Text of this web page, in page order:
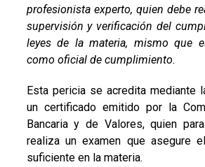
profesionista experto, quien debe
supervisión y verificación del
leyes de la materia, mismo que
como oficial de cumplimiento.
Esta pericia se acredita mediante
un certificado emitido por la
Bancaria y de Valores, quien
realiza un examen que asegure
suficiente en la materia.